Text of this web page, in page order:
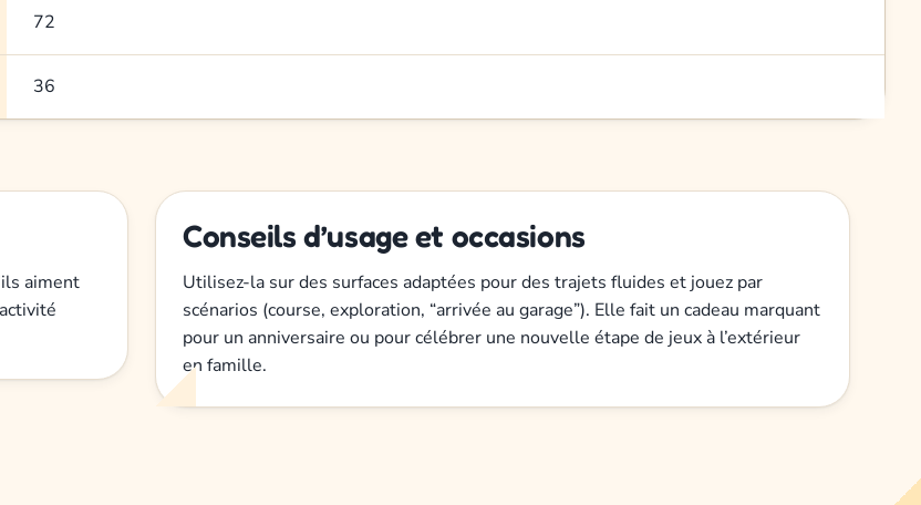
72
36
aiment
Conseils d’usage et occasions
Utilisez-la sur des surfaces adaptées pour des trajets fluides et jouez par
scénarios (course, exploration, “arrivée au garage”). Elle fait un cadeau marquant
pour un anniversaire ou pour célébrer une nouvelle étape de jeux à l’extérieur
en famille.